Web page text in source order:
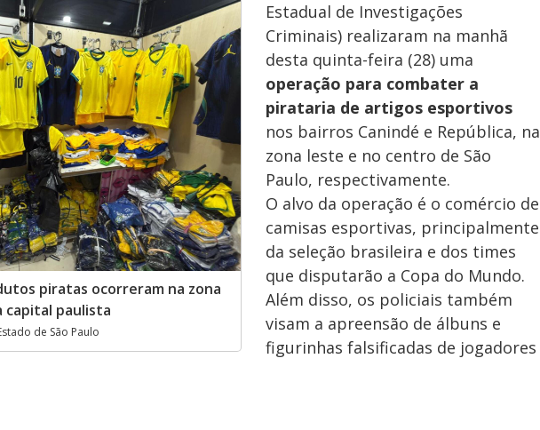
piratas ocorreram na zona
capital paulista
de São Paulo
Estadual de Investigações
Criminais) realizaram na manhã
desta quinta-feira (28) uma
operação para combater a
pirataria de artigos esportivos
nos bairros Canindé e República, na
zona leste e no centro de São
Paulo, respectivamente.
O alvo da operação é o comércio de
camisas esportivas, principalmente
da seleção brasileira e dos times
que disputarão a Copa do Mundo.
Além disso, os policiais também
visam a apreensão de álbuns e
figurinhas falsificadas de jogadores